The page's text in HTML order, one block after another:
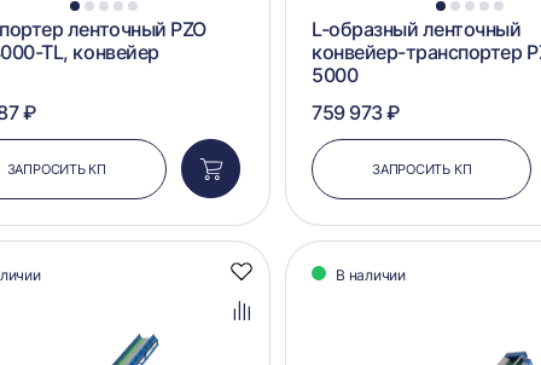
1 2 3 4 5
ленточный PZO
TL, конвейер
₽
ЗАПРОСИТЬ КП
Добавить
в
корзину
1 2 3 4 5
L-образный ленточный
конвейер-транспортер
5000
759 973 ₽
ЗАПРОСИТЬ КП
Добавить
Добавить
В наличии